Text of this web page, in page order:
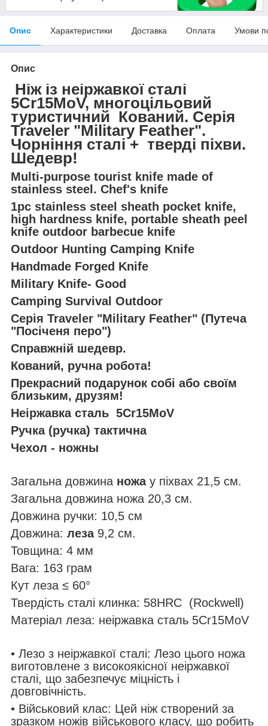
Опис Характеристики Доставка Оплата Умови
Опис
Ніж із неіржавкої сталі
5Cr15MoV, многоцільовий
туристичний Кований. Серія
Traveler "Military Feather".
Чорніння сталі + тверді піхви.
Шедевр!
Multi-purpose tourist knife made of
stainless steel. Chef's knife
1pc stainless steel sheath pocket knife,
high hardness knife, portable sheath peel
knife outdoor barbecue knife
Outdoor Hunting Camping Knife
Handmade Forged Knife
Military Knife- Good
Camping Survival Outdoor
Серія Traveler "Military Feather" (Путеча
"Посіченя перо")
Справжній шедевр.
Кований, ручна робота!
Прекрасний подарунок собі або своїм
близьким, друзям!
Неіржавка сталь 5Cr15MoV
Ручка (ручка) тактична
Чехол - ножны
Загальна довжина ножа у піхвах 21,5 см.
Загальна довжина ножа 20,3 см.
Довжина ручки: 10,5 см
Довжина: леза9,2 см.
Товщина: 4 мм
Вага: 163 грам
Кут леза ≤ 60°
Твердість сталі клинка: 58HRC (Rockwell)
Матеріал леза: неіржавка сталь 5Cr15MoV
• Лезо з неіржавкої сталі: Лезо цього ножа
виготовлене з високоякісної неіржавкої
сталі, що забезпечує міцність і
довговічність.
• Військовий клас: Цей ніж створений за
зразком ножів військового класу, що робить